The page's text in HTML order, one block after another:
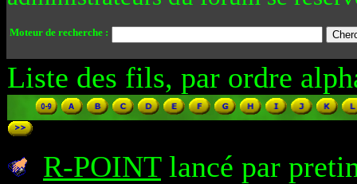
Moteur de recherche :
Liste des fils, par ordre
R-POINTlancé par